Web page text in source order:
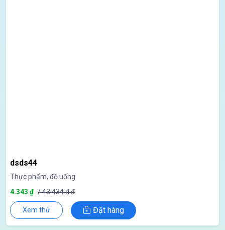
dsds44
Thực phẩm, đồ uống
4.343 ₫ / 43.434 đ đ
Xem thử Đặt hàng